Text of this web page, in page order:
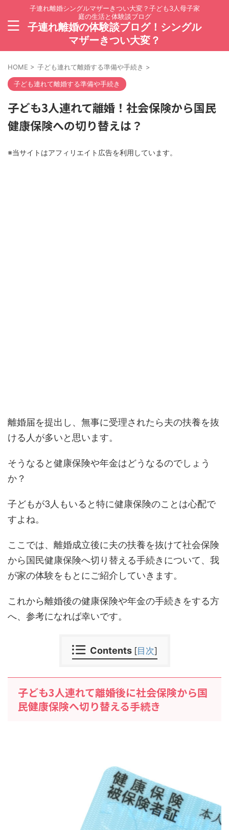
子連れ離婚シングルマザーきつい大変？子ども3人母子家
庭の生活と体験談ブログ
子連れ離婚の体験談ブログ！シングル
マザーきつい大変？
HOME > 子ども連れて離婚する準備や手続き >
子ども連れて離婚する準備や手続き
子ども3人連れて離婚！社会保険から国民
健康保険への切り替えは？
※当サイトはアフィリエイト広告を利用しています。
離婚届を提出し、無事に受理されたら夫の扶養を抜
ける人が多いと思います。
そうなると健康保険や年金はどうなるのでしょう
か？
子どもが3人もいると特に健康保険のことは心配で
すよね。
ここでは、離婚成立後に夫の扶養を抜けて社会保険
から国民健康保険へ切り替える手続きについて、我
が家の体験をもとにご紹介していきます。
これから離婚後の健康保険や年金の手続きをする方
へ、参考になれば幸いです。
Contents [目次]
子ども3人連れて離婚後に社会保険から国
民健康保険へ切り替える手続き